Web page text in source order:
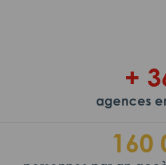
+
agences
160